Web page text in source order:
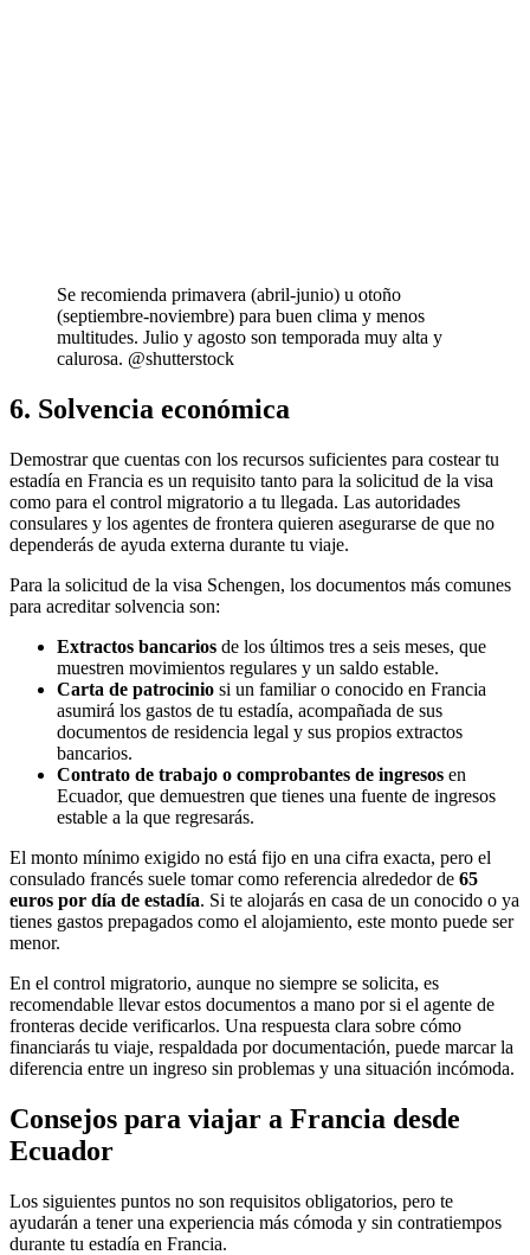
Se recomienda primavera (abril-junio) u otoño
(septiembre-noviembre) para buen clima y menos
multitudes. Julio y agosto son temporada muy alta y
calurosa. @shutterstock
6. Solvencia económica
Demostrar que cuentas con los recursos suficientes para costear tu
estadía en Francia es un requisito tanto para la solicitud de la visa
como para el control migratorio a tu llegada. Las autoridades
consulares y los agentes de frontera quieren asegurarse de que no
dependerás de ayuda externa durante tu viaje.
Para la solicitud de la visa Schengen, los documentos más comunes
para acreditar solvencia son:
Extractos bancarios de los últimos tres a seis meses, que
muestren movimientos regulares y un saldo estable.
Carta de patrocinio si un familiar o conocido en Francia
asumirá los gastos de tu estadía, acompañada de sus
documentos de residencia legal y sus propios extractos
bancarios.
Contrato de trabajo o comprobantes de ingresos en
Ecuador, que demuestren que tienes una fuente de ingresos
estable a la que regresarás.
El monto mínimo exigido no está fijo en una cifra exacta, pero el
consulado francés suele tomar como referencia alrededor de 65
euros por día de estadía. Si te alojarás en casa de un conocido o ya
tienes gastos prepagados como el alojamiento, este monto puede ser
menor.
En el control migratorio, aunque no siempre se solicita, es
recomendable llevar estos documentos a mano por si el agente de
fronteras decide verificarlos. Una respuesta clara sobre cómo
financiarás tu viaje, respaldada por documentación, puede marcar la
diferencia entre un ingreso sin problemas y una situación incómoda.
Consejos para viajar a Francia desde
Ecuador
Los siguientes puntos no son requisitos obligatorios, pero te
ayudarán a tener una experiencia más cómoda y sin contratiempos
durante tu estadía en Francia.